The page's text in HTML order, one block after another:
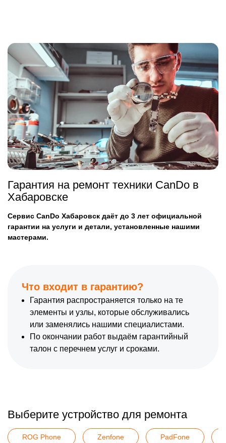
Гарантия на ремонт техники CanDo в
Хабаровске
Сервис CanDo Хабаровск даёт до 3 лет официальной
гарантии на услуги и детали, установленные нашими
мастерами.
Что входит в гарантию?
Гарантия распространяется только на те
элементы и узлы, которые обслуживались
или заменялись нашими специалистами.
По окончании работ выдаём гарантийный
талон с перечнем услуг и сроками.
Выберите устройство для ремонта
ROG Phone Zenfone PadFone